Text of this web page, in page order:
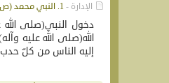
الإدارة -1. النبي محمد (ص)
دخول النبي(صلى الله
الله(صلى الله عليه
إليه الناس من كلّ